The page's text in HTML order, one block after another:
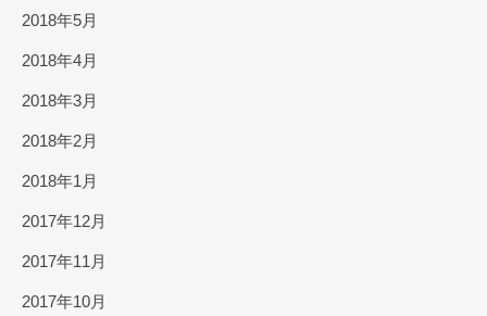
2018年5月
2018年4月
2018年3月
2018年2月
2018年1月
2017年12月
2017年11月
2017年10月